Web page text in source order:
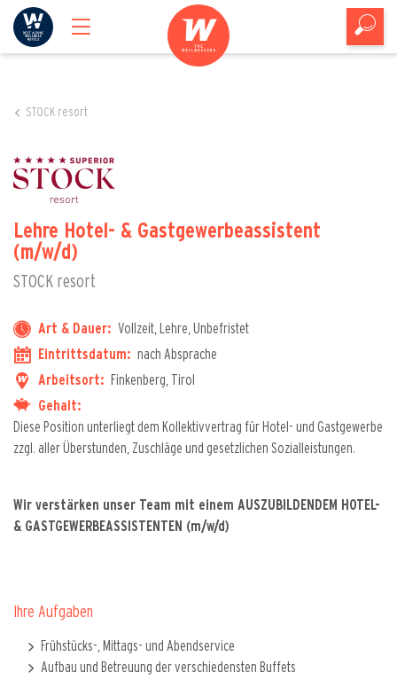
STOCK resort
Lehre Hotel- & Gastgewerbeassistent
(m/w/d)
STOCK resort
Art & Dauer: Vollzeit, Lehre, Unbefristet
Eintrittsdatum: nach Absprache
Arbeitsort:
Finkenberg, Tirol
Gehalt:
Diese Position unterliegt dem Kollektivvertrag für Hotel- und Gastgewerbe
zzgl. aller Überstunden, Zuschläge und gesetzlichen Sozialleistungen.
Wir verstärken unser Team mit einem AUSZUBILDENDEM HOTEL-
& GASTGEWERBEASSISTENTEN (m/w/d)
Ihre Aufgaben
Frühstücks-, Mittags- und Abendservice
Aufbau und Betreuung der verschiedensten Buffets